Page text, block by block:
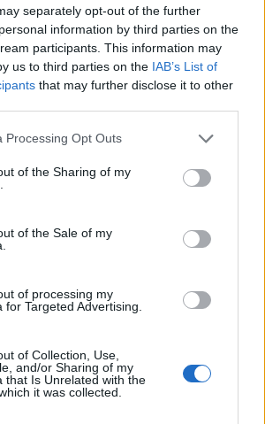
separately opt-out of the further
information by third parties on the
participants. This information may
us to third parties on the IAB’s List of
that may further disclose it to other
website/app uses one or more Google
or usage behaviour. You may click to
to Google and its third-party tags to
specified purposes in below Google
Processing Opt Outs
of the Sharing of my
of the Sale of my
of processing my
for Targeted Advertising.
of Collection, Use,
and/or Sharing of my
that Is Unrelated with the
it was collected.
tánctörténetet mutatsz
keresztül. Neked ebben
ágban van kedvenc
alkotód? Ha képes lennél
lehetett megpillantani az első
XX. század fordulója
szívesen megnézném Isadora
fellépését 1902-ben az
lehetett ezeknél a
momentumoknál jelen lenni. A
is feltűnő alkotók
hatással talán Charlie
és kreativitása volt rám,
meginnék egy kávét.
sikerrel ment már több
mi a titka, hogy a